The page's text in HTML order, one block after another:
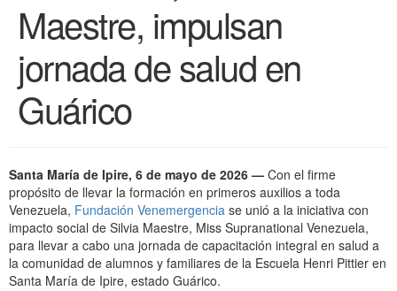
Maestre, impulsan
jornada de salud en
Guárico
Santa María de Ipire, 6 de mayo de 2026 — Con el firme
propósito de llevar la formación en primeros auxilios a toda
Venezuela, Fundación Venemergencia se unió a la iniciativa con
impacto social de Silvia Maestre, Miss Supranational Venezuela,
para llevar a cabo una jornada de capacitación integral en salud a
la comunidad de alumnos y familiares de la Escuela Henri Pittier en
Santa María de Ipire, estado Guárico.